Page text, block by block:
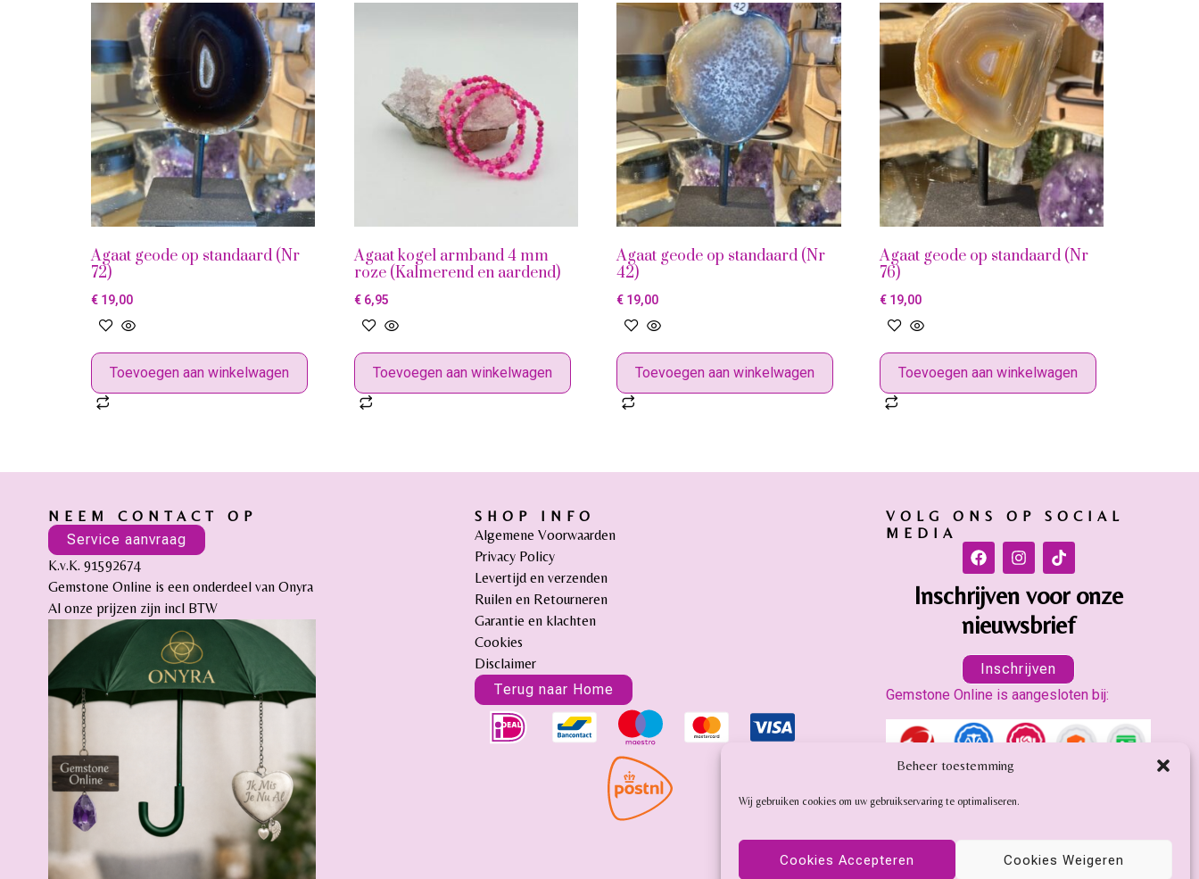
Beheer toestemming
Wij gebruiken cookies om uw gebruikservaring te optimaliseren.
Cookies Accepteren Cookies Weigeren
Agaat geode op standaard (Nr
72)
€ 19,00
Toevoegen aan winkelwagen
Agaat kogel armband 4 mm
roze (Kalmerend en aardend)
€6,95
Toevoegen aan winkelwagen
Agaat geode op standaard (Nr
42)
€ 19,00
Toevoegen aan winkelwagen
Agaat geode op standaard (Nr
76)
€ 19,00
Toevoegen aan winkelwagen
NEEM CONTACT OP
Service aanvraag
K.v.K. 91592674
Gemstone Online is een onderdeel van Onyra
Al onze prijzen zijn incl BTW
SHOP INFO
Algemene Voorwaarden
Privacy Policy
Levertijd en verzenden
Ruilen en Retourneren
Garantie en klachten
Cookies
Disclaimer
Terug naar Home
VOLG ONS OP SOCIAL
MEDIA
Inschrijven voor onze
nieuwsbrief
Inschrijven
Gemstone Online is aangesloten bij: